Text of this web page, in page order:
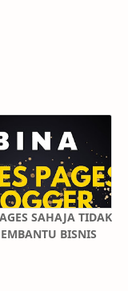
SAHAJA TIDAK
BISNIS